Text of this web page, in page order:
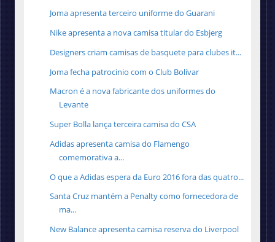
Joma apresenta terceiro uniforme do Guarani
Nike apresenta a nova camisa titular do Esbjerg
Designers criam camisas de basquete para clubes it...
Joma fecha patrocinio com o Club Bolívar
Macron é a nova fabricante dos uniformes do
Levante
Super Bolla lança terceira camisa do CSA
Adidas apresenta camisa do Flamengo
comemorativa a...
O que a Adidas espera da Euro 2016 fora das quatro...
Santa Cruz mantém a Penalty como fornecedora de
ma...
New Balance apresenta camisa reserva do Liverpool